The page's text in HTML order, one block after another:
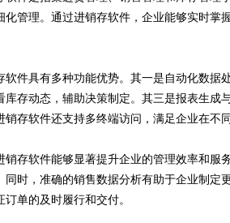
化管理。通过进销存软件，企业能够实时掌
软件具有多种功能优势。其一是自动化数据
库存动态，辅助决策制定。其三是报表生成
销存软件还支持多终端访问，满足企业在不
销存软件能够显著提升企业的管理效率和服
同时，准确的销售数据分析有助于企业制定
订单的及时履行和交付。